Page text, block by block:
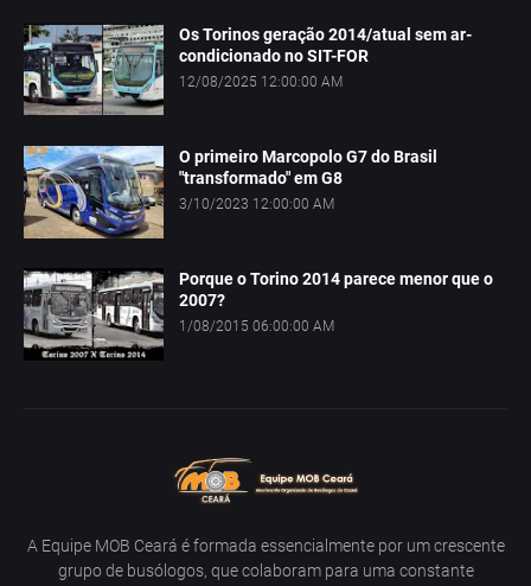
Os Torinos geração 2014/atual sem ar-
condicionado no SIT-FOR
12/08/2025 12:00:00 AM
O primeiro Marcopolo G7 do Brasil
"transformado" em G8
3/10/2023 12:00:00 AM
Porque o Torino 2014 parece menor que o
2007?
1/08/2015 06:00:00 AM
A Equipe MOB Ceará é formada essencialmente por um crescente
grupo de busólogos, que colaboram para uma constante